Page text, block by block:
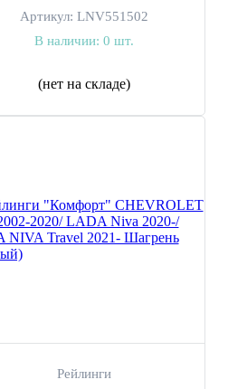
Артикул: LNV551502
В наличии: 0 шт.
(нет на складе)
Рейлинги